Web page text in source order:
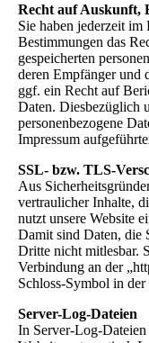
Recht auf Auskunft,
Sie haben jederzeit im
Bestimmungen das
gespeicherten
deren Empfänger und
ggf. ein Recht auf
Daten. Diesbezüglich
personenbezogene
Impressum
SSL- bzw. TLS-
Aus
vertraulicher Inhalte,
nutzt unsere Website
Damit sind Daten, die
Dritte nicht mitlesbar.
Verbindung an der
Schloss-Symbol in
Server-Log-Dateien
In Server-Log-